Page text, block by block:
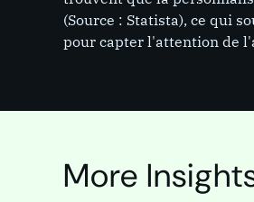
(Source : Statista), ce qui
pour capter l'attention de
More